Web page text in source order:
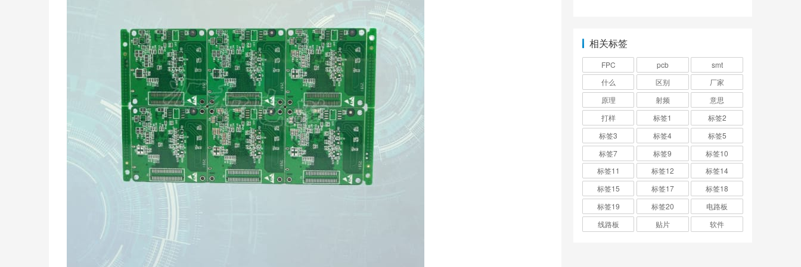
相关标签
FPC pcb
smt
什么
区别
厂家
原理
射频
意思
打样
标签1
标签2
标签3
标签4
标签5
标签7
标签9
标签10
标签11
标签12
标签14
标签15
标签17
标签18
标签19
标签20
电路板
线路板
贴片 软件